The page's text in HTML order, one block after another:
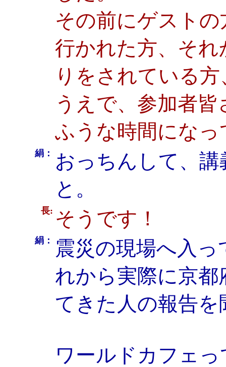
その前にゲスト
行かれた方、そ
りをされている
うえで、参加者
ふうな時間にな
絹：
おっちんして、
と。
長: そうです！
絹：
震災の現場へ入
れから実際に京
てきた人の報告
ワールドカフェ